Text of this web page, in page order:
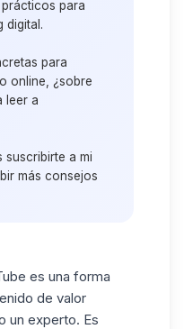
para
digital.
para
online, ¿sobre
leer a
suscribirte a mi
más consejos
es una forma
de valor
un experto. Es